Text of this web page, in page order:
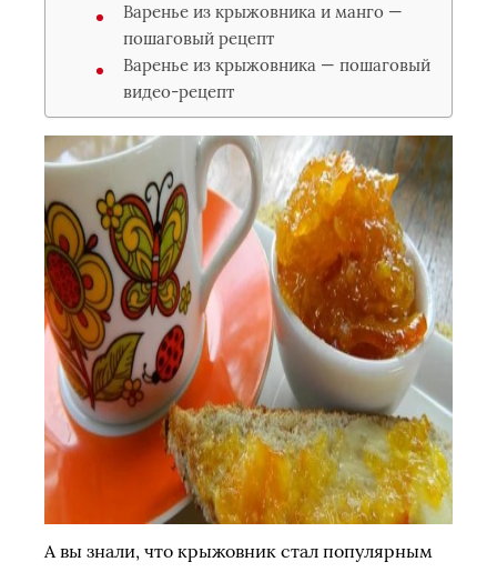
Варенье из крыжовника и манго —
пошаговый рецепт
Варенье из крыжовника — пошаговый
видео-рецепт
А вы знали, что крыжовник стал популярным